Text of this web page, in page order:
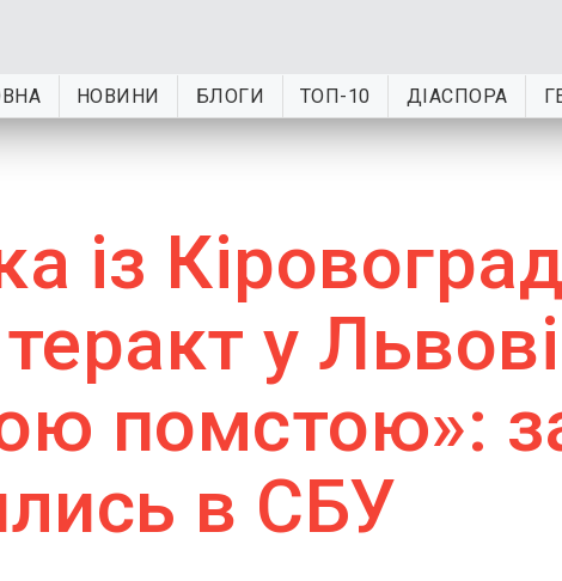
НОВИНИ БЛОГИ ТОП-10 ДІАСПОРА
із
у Львові
помстою»:
в СБУ